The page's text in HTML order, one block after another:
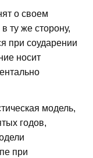
о своем
ту же сторону,
при соударении
носит
модель,
годов,
при